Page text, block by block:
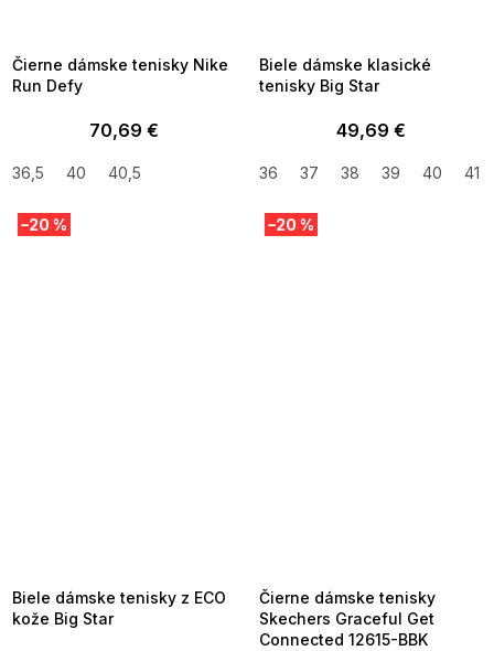
Čierne dámske tenisky Nike
Run Defy
70,69 €
36,5 40 40,5
Biele dámske klasické
tenisky Big Star
49,69 €
36 37 38 39 40 41
–20 %
Biele dámske tenisky z ECO
kože Big Star
–20 %
Čierne dámske tenisky
Skechers Graceful Get
Connected 12615-BBK